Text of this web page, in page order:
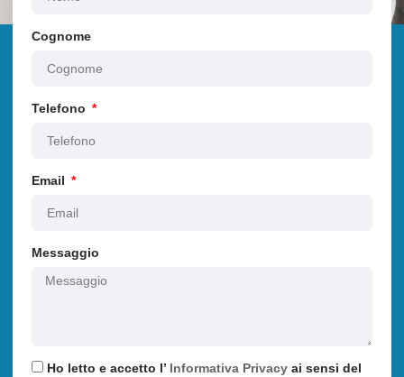
Cognome
Telefono
Email
Messaggio
Ho letto e accetto l’ Informativa Privacy ai sensi del